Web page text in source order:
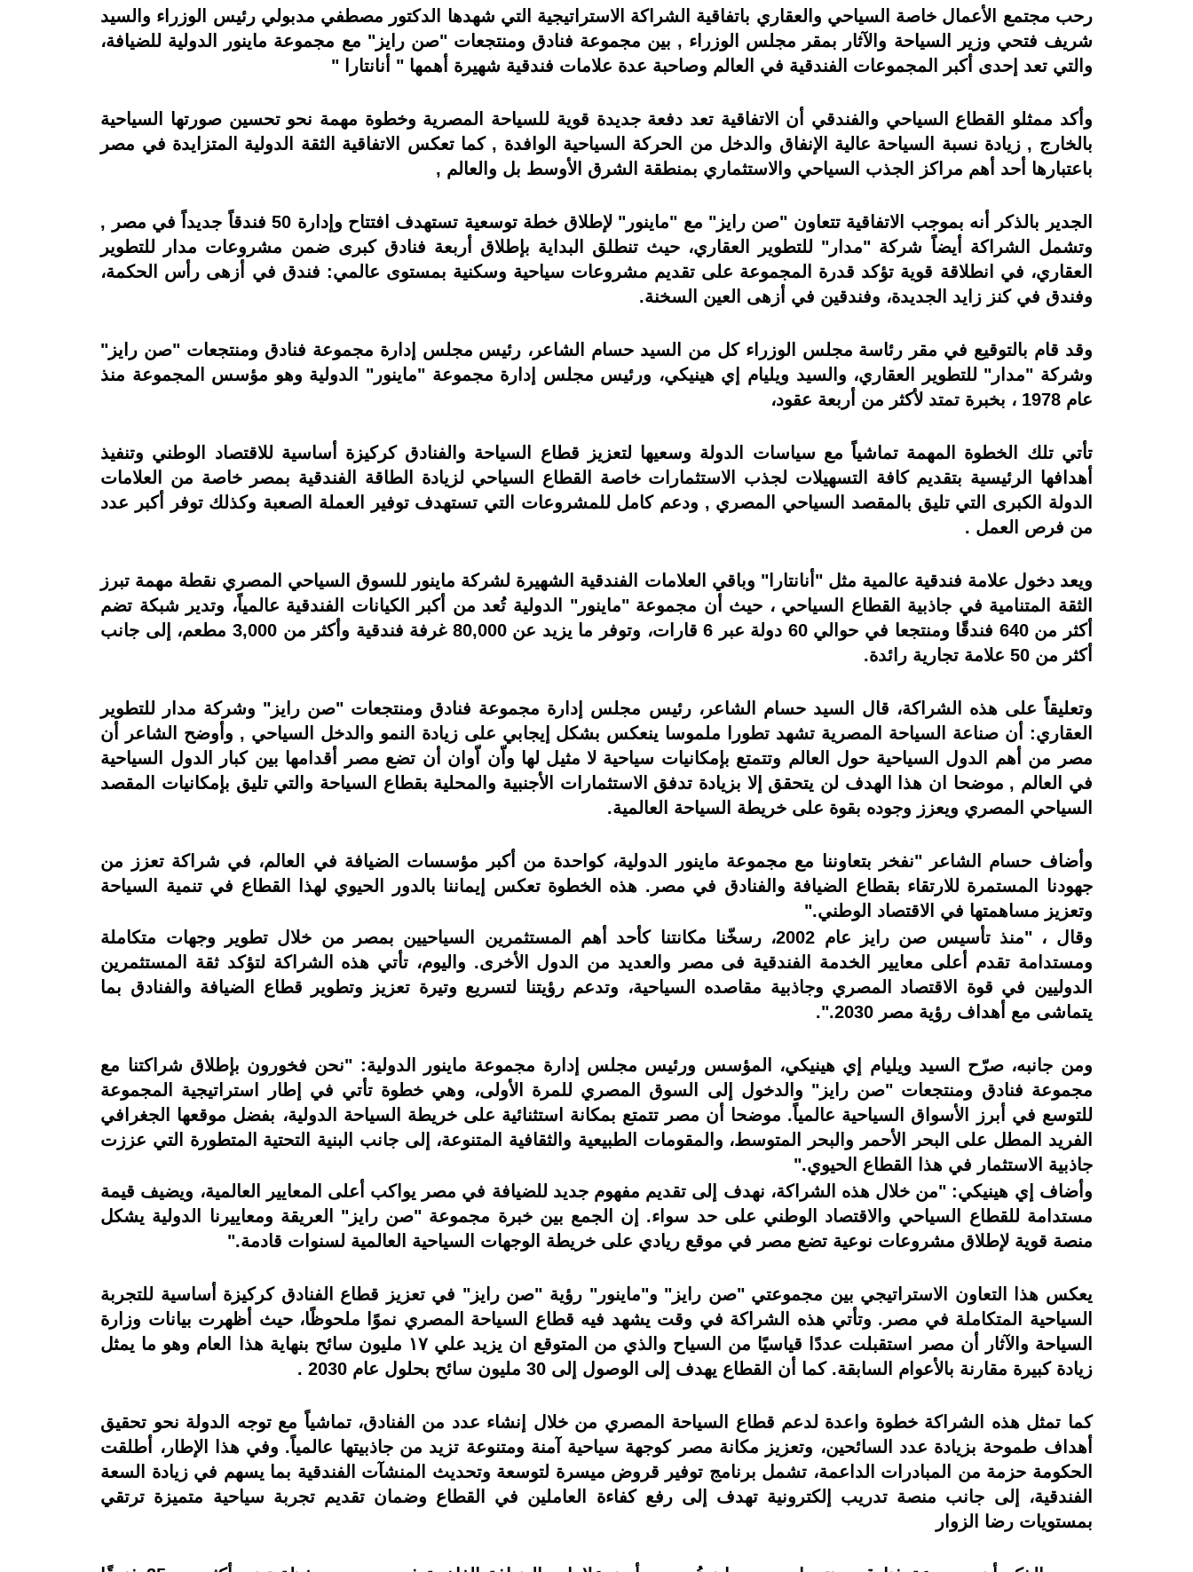
رحب مجتمع الأعمال خاصة السياحي والعقاري باتفاقية الشراكة الاستراتيجية التي شهدها الدكتور مصطفي مدبولي رئيس الوزراء والسيد
شريف فتحي وزير السياحة والآثار بمقر مجلس الوزراء , بين مجموعة فنادق ومنتجعات "صن رايز" مع مجموعة ماينور الدولية للضيافة،
والتي تعد إحدى أكبر المجموعات الفندقية في العالم وصاحبة عدة علامات فندقية شهيرة أهمها " أنانتارا "
وأكد ممثلو القطاع السياحي والفندقي أن الاتفاقية تعد دفعة جديدة قوية للسياحة المصرية وخطوة مهمة نحو تحسين صورتها السياحية
بالخارج , زيادة نسبة السياحة عالية الإنفاق والدخل من الحركة السياحية الوافدة , كما تعكس الاتفاقية الثقة الدولية المتزايدة في مصر
باعتبارها أحد أهم مراكز الجذب السياحي والاستثماري بمنطقة الشرق الأوسط بل والعالم ,
الجدير بالذكر أنه بموجب الاتفاقية تتعاون "صن رايز" مع "ماينور" لإطلاق خطة توسعية تستهدف افتتاح وإدارة 50 فندقاً جديداً في مصر ,
وتشمل الشراكة أيضاً شركة "مدار" للتطوير العقاري، حيث تنطلق البداية بإطلاق أربعة فنادق كبرى ضمن مشروعات مدار للتطوير
العقاري، في انطلاقة قوية تؤكد قدرة المجموعة على تقديم مشروعات سياحية وسكنية بمستوى عالمي: فندق في أزهى رأس الحكمة،
وفندق في كنز زايد الجديدة، وفندقين في أزهى العين السخنة.
وقد قام بالتوقيع في مقر رئاسة مجلس الوزراء كل من السيد حسام الشاعر، رئيس مجلس إدارة مجموعة فنادق ومنتجعات "صن رايز"
وشركة "مدار" للتطوير العقاري، والسيد ويليام إي هينيكي، ورئيس مجلس إدارة مجموعة "ماينور" الدولية وهو مؤسس المجموعة منذ
عام 1978 ، بخبرة تمتد لأكثر من أربعة عقود،
تأتي تلك الخطوة المهمة تماشياً مع سياسات الدولة وسعيها لتعزيز قطاع السياحة والفنادق كركيزة أساسية للاقتصاد الوطني وتنفيذ
أهدافها الرئيسية بتقديم كافة التسهيلات لجذب الاستثمارات خاصة القطاع السياحي لزيادة الطاقة الفندقية بمصر خاصة من العلامات
الدولة الكبرى التي تليق بالمقصد السياحي المصري , ودعم كامل للمشروعات التي تستهدف توفير العملة الصعبة وكذلك توفر أكبر عدد
من فرص العمل .
ويعد دخول علامة فندقية عالمية مثل "أنانتارا" وباقي العلامات الفندقية الشهيرة لشركة ماينور للسوق السياحي المصري نقطة مهمة تبرز
الثقة المتنامية في جاذبية القطاع السياحي ، حيث أن مجموعة "ماينور" الدولية تُعد من أكبر الكيانات الفندقية عالمياً، وتدير شبكة تضم
أكثر من 640 فندقًا ومنتجعا في حوالي 60 دولة عبر 6 قارات، وتوفر ما يزيد عن 80,000 غرفة فندقية وأكثر من 3,000 مطعم، إلى جانب
أكثر من 50 علامة تجارية رائدة.
وتعليقاً على هذه الشراكة، قال السيد حسام الشاعر، رئيس مجلس إدارة مجموعة فنادق ومنتجعات "صن رايز" وشركة مدار للتطوير
العقاري: أن صناعة السياحة المصرية تشهد تطورا ملموسا ينعكس بشكل إيجابي على زيادة النمو والدخل السياحي , وأوضح الشاعر أن
مصر من أهم الدول السياحية حول العالم وتتمتع بإمكانيات سياحية لا مثيل لها واّن اّوان أن تضع مصر أقدامها بين كبار الدول السياحية
في العالم , موضحا ان هذا الهدف لن يتحقق إلا بزيادة تدفق الاستثمارات الأجنبية والمحلية بقطاع السياحة والتي تليق بإمكانيات المقصد
السياحي المصري ويعزز وجوده بقوة على خريطة السياحة العالمية.
وأضاف حسام الشاعر "نفخر بتعاوننا مع مجموعة ماينور الدولية، كواحدة من أكبر مؤسسات الضيافة في العالم، في شراكة تعزز من
جهودنا المستمرة للارتقاء بقطاع الضيافة والفنادق في مصر. هذه الخطوة تعكس إيماننا بالدور الحيوي لهذا القطاع في تنمية السياحة
وتعزيز مساهمتها في الاقتصاد الوطني."
وقال ، "منذ تأسيس صن رايز عام 2002، رسخّنا مكانتنا كأحد أهم المستثمرين السياحيين بمصر من خلال تطوير وجهات متكاملة
ومستدامة تقدم أعلى معايير الخدمة الفندقية فى مصر والعديد من الدول الأخرى. واليوم، تأتي هذه الشراكة لتؤكد ثقة المستثمرين
الدوليين في قوة الاقتصاد المصري وجاذبية مقاصده السياحية، وتدعم رؤيتنا لتسريع وتيرة تعزيز وتطوير قطاع الضيافة والفنادق بما
يتماشى مع أهداف رؤية مصر 2030.".
ومن جانبه، صرّح السيد ويليام إي هينيكي، المؤسس ورئيس مجلس إدارة مجموعة ماينور الدولية: "نحن فخورون بإطلاق شراكتنا مع
مجموعة فنادق ومنتجعات "صن رايز" والدخول إلى السوق المصري للمرة الأولى، وهي خطوة تأتي في إطار استراتيجية المجموعة
للتوسع في أبرز الأسواق السياحية عالمياً. موضحا أن مصر تتمتع بمكانة استثنائية على خريطة السياحة الدولية، بفضل موقعها الجغرافي
الفريد المطل على البحر الأحمر والبحر المتوسط، والمقومات الطبيعية والثقافية المتنوعة، إلى جانب البنية التحتية المتطورة التي عززت
جاذبية الاستثمار في هذا القطاع الحيوي."
وأضاف إي هينيكي: "من خلال هذه الشراكة، نهدف إلى تقديم مفهوم جديد للضيافة في مصر يواكب أعلى المعايير العالمية، ويضيف قيمة
مستدامة للقطاع السياحي والاقتصاد الوطني على حد سواء. إن الجمع بين خبرة مجموعة "صن رايز" العريقة ومعاييرنا الدولية يشكل
منصة قوية لإطلاق مشروعات نوعية تضع مصر في موقع ريادي على خريطة الوجهات السياحية العالمية لسنوات قادمة."
يعكس هذا التعاون الاستراتيجي بين مجموعتي "صن رايز" و"ماينور" رؤية "صن رايز" في تعزيز قطاع الفنادق كركيزة أساسية للتجربة
السياحية المتكاملة في مصر. وتأتي هذه الشراكة في وقت يشهد فيه قطاع السياحة المصري نموًا ملحوظًا، حيث أظهرت بيانات وزارة
السياحة والآثار أن مصر استقبلت عددًا قياسيًا من السياح والذي من المتوقع ان يزيد علي ١٧ مليون سائح بنهاية هذا العام وهو ما يمثل
زيادة كبيرة مقارنة بالأعوام السابقة. كما أن القطاع يهدف إلى الوصول إلى 30 مليون سائح بحلول عام 2030 .
كما تمثل هذه الشراكة خطوة واعدة لدعم قطاع السياحة المصري من خلال إنشاء عدد من الفنادق، تماشياً مع توجه الدولة نحو تحقيق
أهداف طموحة بزيادة عدد السائحين، وتعزيز مكانة مصر كوجهة سياحية آمنة ومتنوعة تزيد من جاذبيتها عالمياً. وفي هذا الإطار، أطلقت
الحكومة حزمة من المبادرات الداعمة، تشمل برنامج توفير قروض ميسرة لتوسعة وتحديث المنشآت الفندقية بما يسهم في زيادة السعة
الفندقية، إلى جانب منصة تدريب إلكترونية تهدف إلى رفع كفاءة العاملين في القطاع وضمان تقديم تجربة سياحية متميزة ترتقي
بمستويات رضا الزوار